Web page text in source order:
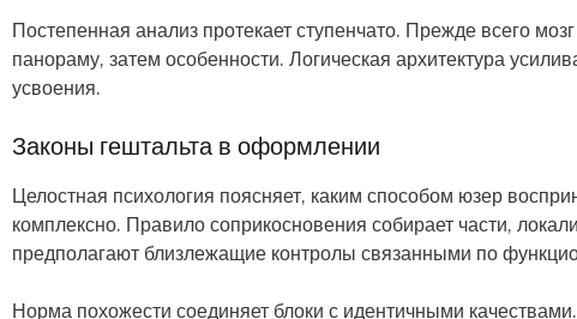
Постепенная анализ протекает ступенчато. Прежде всего
панораму, затем особенности. Логическая архитектура
усвоения.
Законы гештальта в оформлении
Целостная психология поясняет, каким способом юзер
комплексно. Правило соприкосновения собирает части,
предполагают близлежащие контролы связанными по
Норма похожести соединяет блоки с идентичными